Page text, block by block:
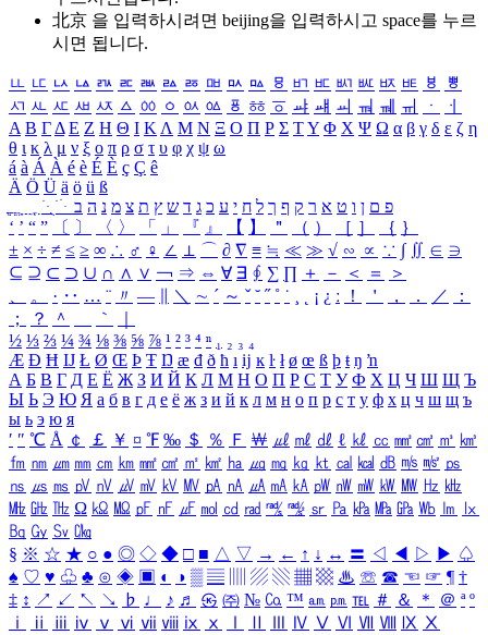
北京 을 입력하시려면 beijing을 입력하시고 space를 누르
시면 됩니다.
ㅥ ㅦ ㅧ ㅨ ㅩ ㅪ ㅫ ㅬ ㅭ ㅮ ㅯ ㅰ ㅱ ㅲ ㅳ ㅴ ㅵ ㅶ ㅷ ㅸ
ㅹ
ㅺ ㅻ ㅼ ㅽ ㅾ ㅿ ㆀ ㆁ ㆂ ㆃ ㆄ ㆅ ㆆ ㆇ ㆈ ㆉ ㆊ ㆋ ㆌ ㆍ
ㆎ
Α Β ΓΔ Ε Ζ Η Θ Ι ΚΛ Μ Ν Ξ Ο Π Ρ Σ ΤΥ Φ Χ Ψ Ω α β γ δ ε ζ η
θ ι κ λ μ ν ξ ο π ρ σ τ υ φ χ ψ ω
á à Á À é è É È ç Ç ê
Ä Ö Ü ä ö ü ß
ִֶֹ ֻּ ׁׂ פ ם ן ו ט א ר ק ף ך ל ח י ע כ ג ד ש ץ ת צ מ נ ה ב
‘ ’ “ ” 〔 〕 〈 〉 「 」 『 』 【 】 ＂ （ ） ［ ］ ｛ ｝
± × ÷ ≠ ≤ ≥ ∞ ∴ ♂ ♀ ∠ ⊥ ⌒ ∂ ∇ ≡ ≒ ≪ ≫ √ ∽ ∝ ∵ ∫ ∬ ∈ ∋
⊆ ⊇ ⊂ ⊃ ∪ ∩ ∧ ∨ ￢ ⇒ ⇔ ∀ ∃ ∮ ∑ ∏ ＋ － ＜ ＝
＞
、
。 · ‥ … ¨ 〃 ― ＼ ∼ ´ ～ ˇ ˘ ˝ ˚ ˙ ¸ ¡ ¿ ː ！ ＇ ， ． ／
：
；
？ ＾ ｀
½ ⅓ ⅔ ¼ ¾ ⅛ ⅜ ⅝ ⅞ ¹ ² ³ ⁴ ⁿ ₁ ₂ ₃ ₄
Æ Ð Ħ Ĳ Ł Ø Œ Þ Ŧ Ŋ æ đ ð ħ ı ĳ ĸ ŀ ł ø œ ß þ ŧ ŋ ŉ
А Б В Г Д Е Ё Ж З И Й К Л М Н О П Р С Т У Ф Х Ц Ч Ш Щ Ъ
Ы Ь Э Ю Я а б в г д е ё ж з и й к л м н о п р с т у ф х ц ч ш щ ъ
ы ь э ю я
′ ″ ℃ Å ￠ ￡ ￥ ¤ ℉ ‰ ＄ ％ Ｆ ￦ ㎕ ㎖ ㎗ ℓ ㎘ ㏄ ㎣ ㎤ ㎥ ㎦
㎙ ㎚ ㎛ ㎜ ㎝ ㎞ ㎟ ㎠ ㎡ ㎢ ㏊ ㎍ ㎎ ㎏ ㏏ ㎈ ㎉ ㏈ ㎧ ㎨ ㎰
㎱ ㎲ ㎳ ㎴ ㎵ ㎶ ㎷ ㎸ ㎹ ㎀ ㎁ ㎂ ㎃ ㎄ ㎺ ㎻ ㎽ ㎾ ㎿ ㎐ ㎑
㎒ ㎓ ㎔ Ω ㏀ ㏁ ㎊ ㎋ ㎌ ㏖ ㏅ ㎭ ㎮ ㎯ ㏛ ㎩ ㎪ ㎫ ㎬ ㏝ ㏐
㏓
㏃ ㏉ ㏜ ㏆
§ ※ ☆ ★ ○ ● ◎ ◇ ◆ □ ■ △ ▽ → ← ↑ ↓ ↔ 〓 ◁ ◀ ▷ ▶ ♤
♠ ♡ ♥ ♧ ♣ ⊙ ◈ ▣ ◐ ◑ ▒ ▤ ▨ ▧ ▦ ▩ ♨ ☏ ☎ ☜ ☞ ¶ †
‡ ↕ ↗ ↙ ↖ ↘ ♭ ♩ ♪ ♬ ㉿ ㈜ № ㏇ ™ ㏂ ㏘ ℡ ＃ ＆ ＊ ＠ ª º
ⅰ
ⅱ ⅲ ⅳ ⅴ ⅵ ⅶ ⅷ ⅸ ⅹ Ⅳ Ⅴ Ⅵ Ⅶ Ⅷ Ⅸ Ⅹ